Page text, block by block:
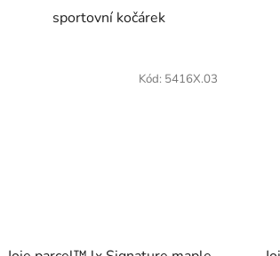
sportovní kočárek
Kód: 5416X.03